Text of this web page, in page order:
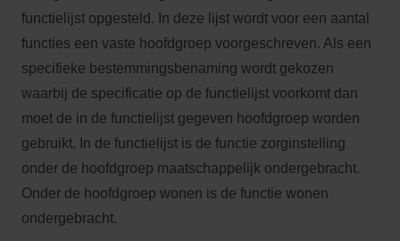
functielijst opgesteld. In deze lijst wordt voor een aantal
functies een vaste hoofdgroep voorgeschreven. Als een
specifieke bestemmingsbenaming wordt gekozen
waarbij de specificatie op de functielijst voorkomt dan
moet de in de functielijst gegeven hoofdgroep worden
gebruikt. In de functielijst is de functie zorginstelling
onder de hoofdgroep maatschappelijk ondergebracht.
Onder de hoofdgroep wonen is de functie wonen
ondergebracht.